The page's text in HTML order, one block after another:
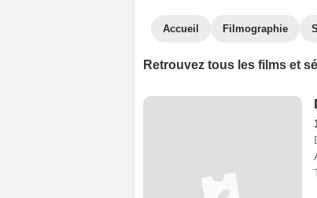
Accueil Filmographie
Retrouvez tous les films et